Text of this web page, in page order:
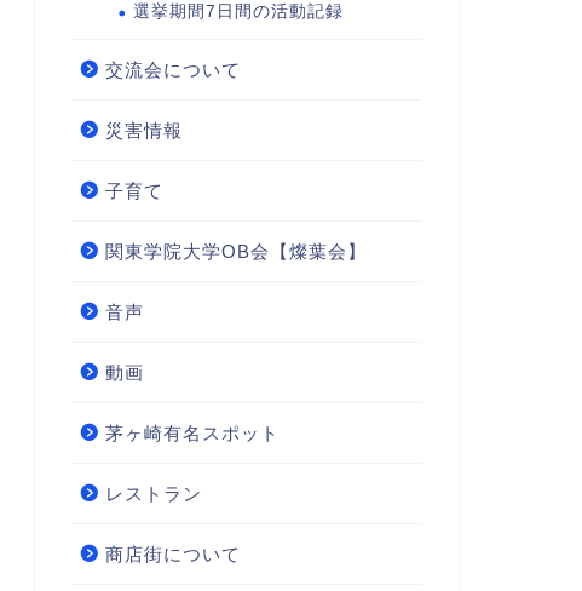
選挙期間7日間の活動記録
交流会について
災害情報
子育て
関東学院大学OB会【燦葉会】
音声
動画
茅ヶ崎有名スポット
レストラン
商店街について